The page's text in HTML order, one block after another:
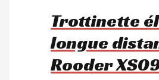
Trottinette
longue
Rooder